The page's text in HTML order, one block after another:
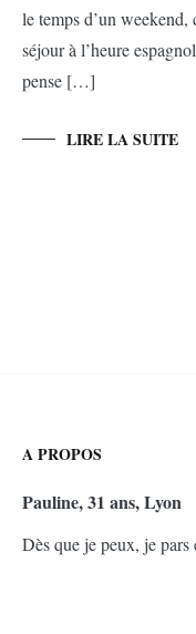
le temps d’un
séjour à l’heure
pense […]
LIRE LA SUITE
A PROPOS
Pauline, 31 ans, Lyon
Dès que je peux, je pars